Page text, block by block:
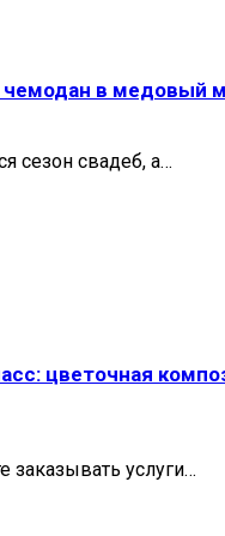
чемодан в медовый
сезон свадеб, а…
цветочная
заказывать услуги…